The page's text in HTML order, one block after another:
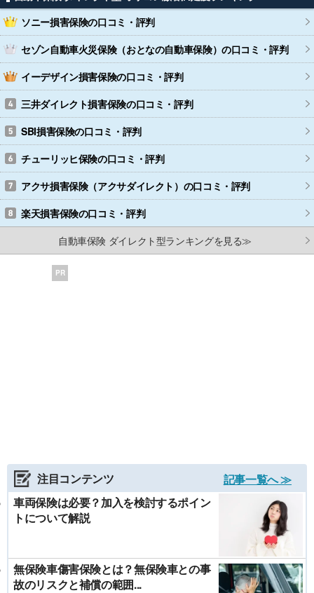
ソニー損害保険の口コミ・評判
セゾン自動車火災保険（おとなの自動車保険）の口コミ・評判
イーデザイン損害保険の口コミ・評判
三井ダイレクト損害保険の口コミ・評判
SBI損害保険の口コミ・評判
チューリッヒ保険の口コミ・評判
アクサ損害保険（アクサダイレクト） の口コミ・評判
楽天損害保険の口コミ・評判
自動車保険 ダイレクト型ランキングを見る≫
PR
注目コンテンツ
記事一覧へ ≫
車両保険は必要？加入を検討するポイン
トについて解説
無保険車傷害保険とは？無保険車との事
故のリスクと補償の範囲...